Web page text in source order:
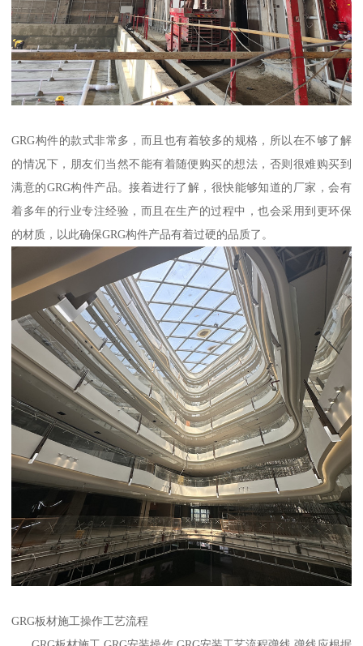
GRG构件的款式非常多，而且也有着较多的规格，所以在不够了解
的情况下，朋友们当然不能有着随便购买的想法，否则很难购买到
满意的GRG构件产品。接着进行了解，很快能够知道的厂家，会有
着多年的行业专注经验，而且在生产的过程中，也会采用到更环保
的材质，以此确保GRG构件产品有着过硬的品质了。
GRG板材施工操作工艺流程